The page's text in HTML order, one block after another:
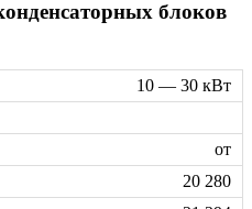
блоков
10 — 30 кВт
от
20 280